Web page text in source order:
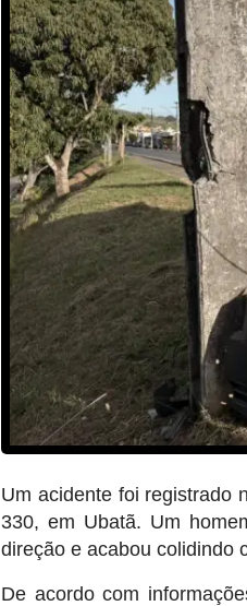
Um acidente foi registrado
330, em Ubatã. Um
direção e acabou colidindo
De acordo com